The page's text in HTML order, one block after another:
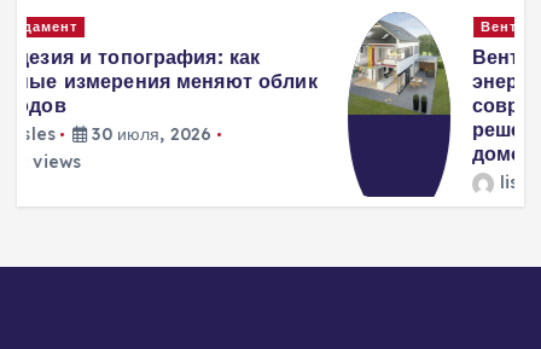
3
Вентиляция
энергоэффективного дома:
современные инженерные
решения для пассивного
30 июля, 2026
284 views